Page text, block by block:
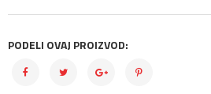
PODELI OVAJ PROIZVOD: